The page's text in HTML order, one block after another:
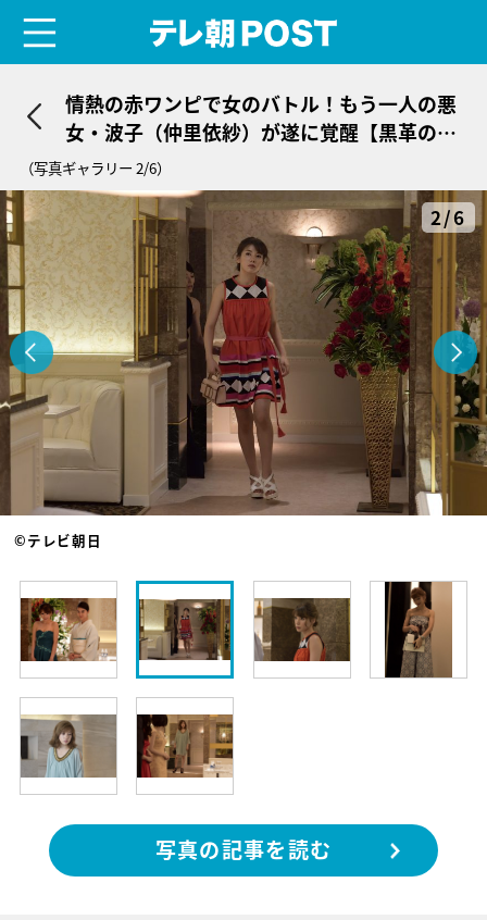
情熱の赤ワンピで女のバトル！もう一人の悪
女・波子（仲里依紗）が遂に覚醒【黒革の手
帖・第2話】
（写真ギャラリー 2/6）
2/6
©テレビ朝日
写真の記事を読む